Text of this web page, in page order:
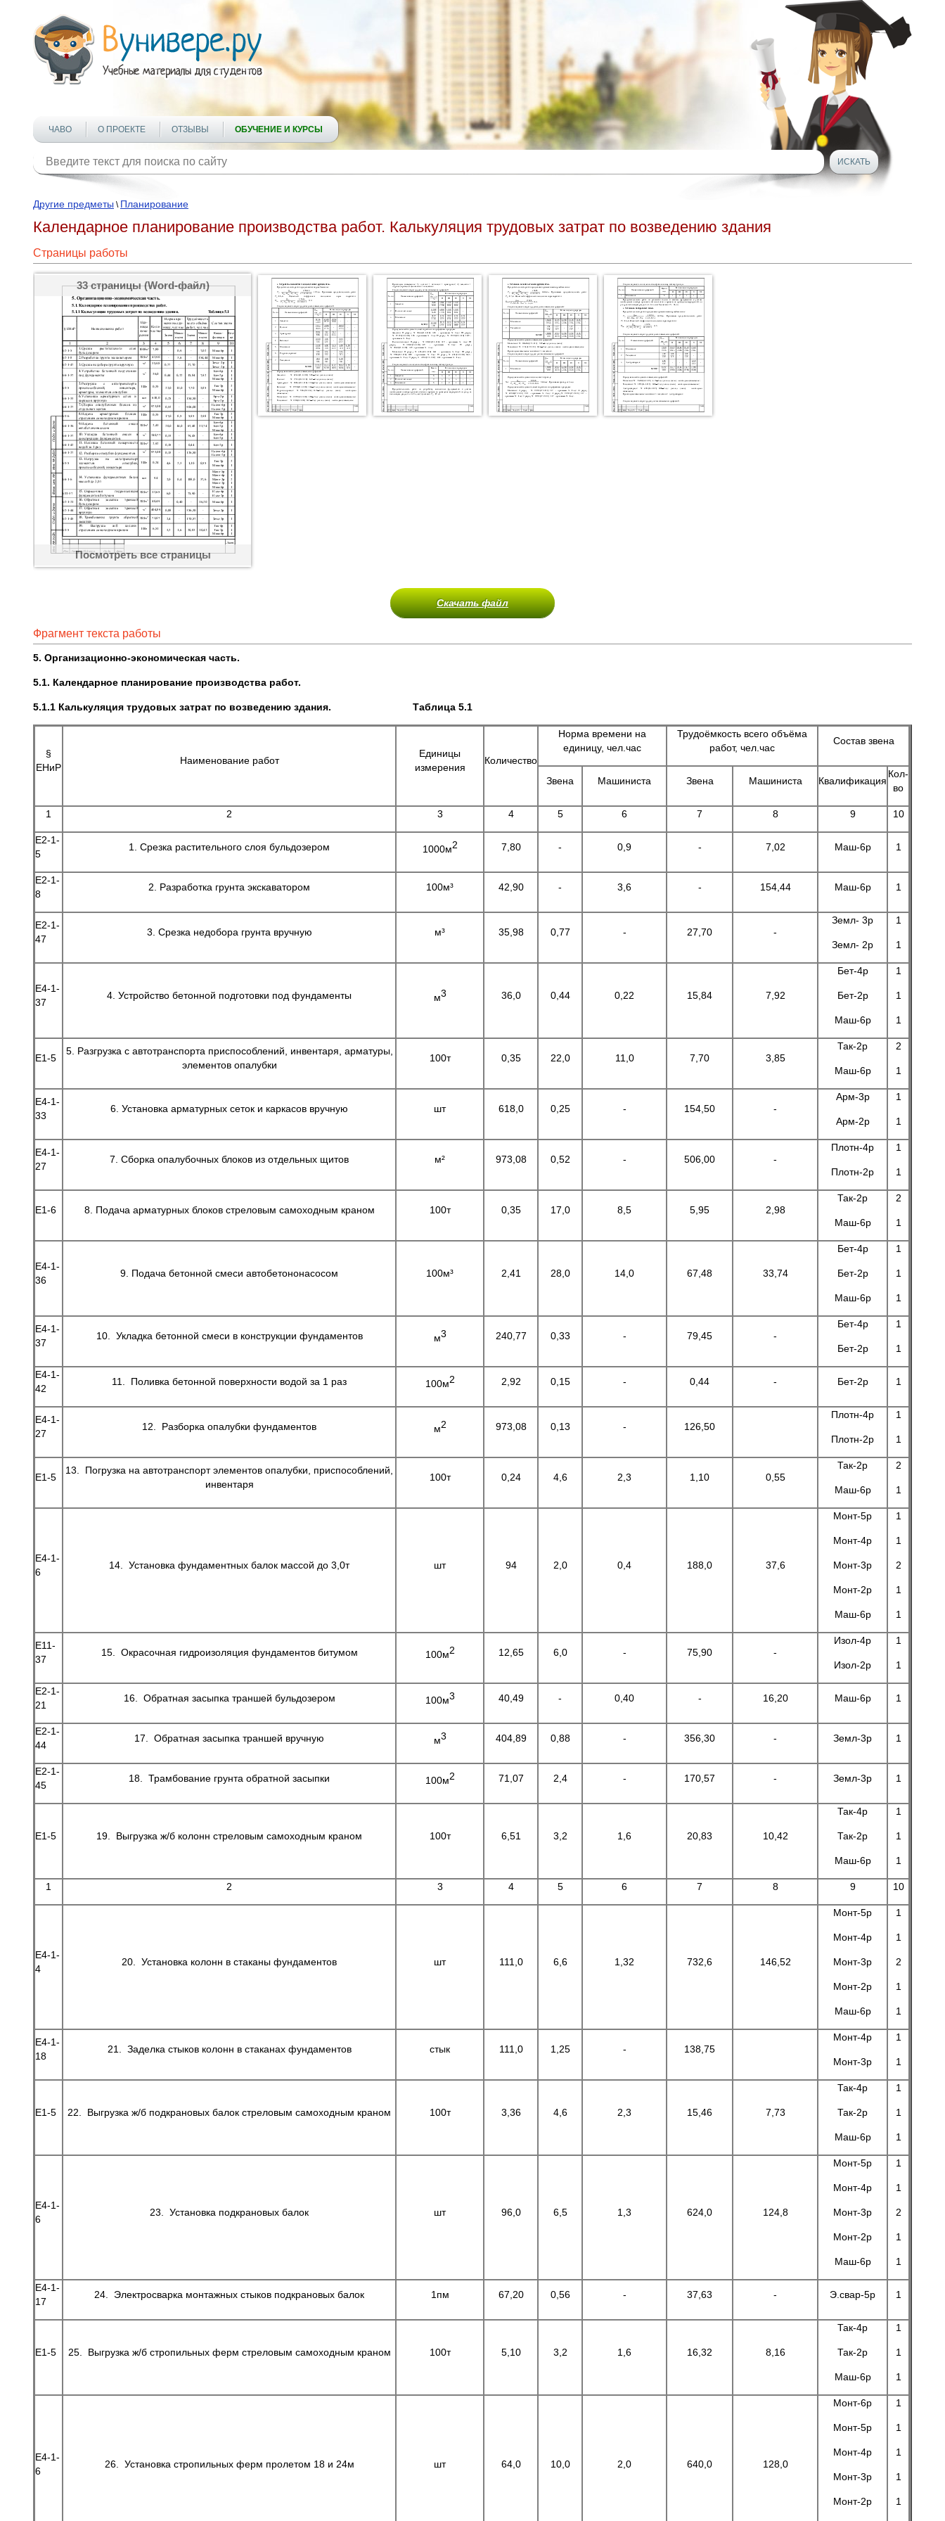
ЧАВО О ПРОЕКТЕ ОТЗЫВЫ ОБУЧЕНИЕ И КУРСЫ
Другие предметы \ Планирование
Календарное планирование производства работ. Калькуляция трудовых затрат по возведению здания
Страницы работы
33 страницы (Word-файл)
Посмотреть все страницы
Скачать файл
Фрагмент текста работы
5. Организационно-экономическая часть.
5.1. Календарное планирование производства работ.
5.1.1 Калькуляция трудовых затрат по возведению здания. Таблица 5.1
§
ЕНиР
Наименование работ
Единицы
измерения
Количество
Норма времени на
единицу, чел.час
Трудоёмкость всего объёма
работ, чел.час
Состав звена
Звена Машиниста Звена Машиниста Квалификация
Кол-
во
1 2 3 4 5 6 7 8 9 10
Е2-1-
5
1. Срезка растительного слоя бульдозером 1000м2 7,80 - 0,9 - 7,02 Маш-6р 1
Е2-1-
8
2. Разработка грунта экскаватором 100м³ 42,90 - 3,6 - 154,44 Маш-6р 1
Е2-1-
47
3. Срезка недобора грунта вручную м³ 35,98 0,77 - 27,70 -
Земл- 3р
Земл- 2р
1
1
Е4-1-
37
4. Устройство бетонной подготовки под фундаменты м3 36,0 0,44 0,22 15,84 7,92
Бет-4р
Бет-2р
Маш-6р
1
1
1
Е1-5
5. Разгрузка с автотранспорта приспособлений, инвентаря, арматуры,
элементов опалубки
100т 0,35 22,0 11,0 7,70 3,85
Так-2р
Маш-6р
2
1
Е4-1-
33
6. Установка арматурных сеток и каркасов вручную шт 618,0 0,25 - 154,50 -
Арм-3р
Арм-2р
1
1
Е4-1-
27
7. Сборка опалубочных блоков из отдельных щитов м² 973,08 0,52 - 506,00 -
Плотн-4р
Плотн-2р
1
1
Е1-6 8. Подача арматурных блоков стреловым самоходным краном 100т 0,35 17,0 8,5 5,95 2,98
Так-2р
Маш-6р
2
1
Е4-1-
36
9. Подача бетонной смеси автобетононасосом 100м³ 2,41 28,0 14,0 67,48 33,74
Бет-4р
Бет-2р
Маш-6р
1
1
1
Е4-1-
37
10. Укладка бетонной смеси в конструкции фундаментов м3 240,77 0,33 - 79,45 -
Бет-4р
Бет-2р
1
1
Е4-1-
42
11. Поливка бетонной поверхности водой за 1 раз 100м2 2,92 0,15 - 0,44 - Бет-2р 1
Е4-1-
27
12. Разборка опалубки фундаментов м2 973,08 0,13 - 126,50
Плотн-4р
Плотн-2р
1
1
Е1-5
13. Погрузка на автотранспорт элементов опалубки, приспособлений,
инвентаря
100т 0,24 4,6 2,3 1,10 0,55
Так-2р
Маш-6р
2
1
Е4-1-
6
14. Установка фундаментных балок массой до 3,0т шт 94 2,0 0,4 188,0 37,6
Монт-5р
Монт-4р
Монт-3р
Монт-2р
Маш-6р
1
1
2
1
1
Е11-
37
15. Окрасочная гидроизоляция фундаментов битумом 100м2 12,65 6,0 - 75,90 -
Изол-4р
Изол-2р
1
1
Е2-1-
21
16. Обратная засыпка траншей бульдозером 100м3 40,49 - 0,40 - 16,20 Маш-6р 1
Е2-1-
44
17. Обратная засыпка траншей вручную м3 404,89 0,88 - 356,30 - Земл-3р 1
Е2-1-
45
18. Трамбование грунта обратной засыпки 100м2 71,07 2,4 - 170,57 - Земл-3р 1
Е1-5 19. Выгрузка ж/б колонн стреловым самоходным краном 100т 6,51 3,2 1,6 20,83 10,42
Так-4р
Так-2р
Маш-6р
1
1
1
1 2 3 4 5 6 7 8 9 10
Е4-1-
4
20. Установка колонн в стаканы фундаментов шт 111,0 6,6 1,32 732,6 146,52
Монт-5р
Монт-4р
Монт-3р
Монт-2р
Маш-6р
1
1
2
1
1
Е4-1-
18
21. Заделка стыков колонн в стаканах фундаментов стык 111,0 1,25 - 138,75
Монт-4р
Монт-3р
1
1
Е1-5 22. Выгрузка ж/б подкрановых балок стреловым самоходным краном 100т 3,36 4,6 2,3 15,46 7,73
Так-4р
Так-2р
Маш-6р
1
1
1
Е4-1-
6
23. Установка подкрановых балок шт 96,0 6,5 1,3 624,0 124,8
Монт-5р
Монт-4р
Монт-3р
Монт-2р
Маш-6р
1
1
2
1
1
Е4-1-
17
24. Электросварка монтажных стыков подкрановых балок 1пм 67,20 0,56 - 37,63 - Э.свар-5р 1
Е1-5 25. Выгрузка ж/б стропильных ферм стреловым самоходным краном 100т 5,10 3,2 1,6 16,32 8,16
Так-4р
Так-2р
Маш-6р
1
1
1
Е4-1-
6
26. Установка стропильных ферм пролетом 18 и 24м шт 64,0 10,0 2,0 640,0 128,0
Монт-6р
Монт-5р
Монт-4р
Монт-3р
Монт-2р
1
1
1
1
1